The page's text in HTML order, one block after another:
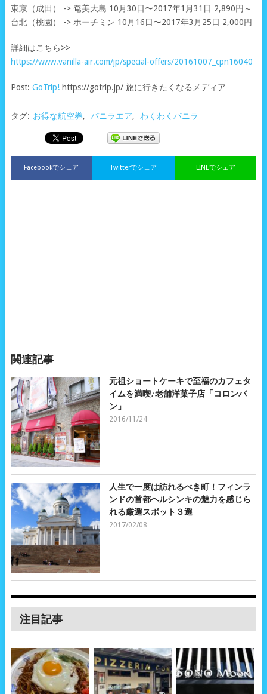
東京（成田） -> 奄美大島 10月30日〜2017年1月31日 2,890円～
台北（桃園） -> ホーチミン 10月16日〜2017年3月25日 2,000円
詳細はこちら>>
https://www.vanilla-air.com/jp/special-offers/20161007_cpn16040
Post: GoTrip!https://gotrip.jp/ 旅に行きたくなるメディア
タグ: お得な航空券, バニラエア, わくわくバニラ
Facebookでシェア LINEでシェア
Twitterでシェア
関連記事
元祖ショートケーキで至福のカフェタ
イムを満喫♪老舗洋菓子店「コロンバ
ン」
2016/11/24
人生で一度は訪れるべき町！フィンラ
ンドの首都ヘルシンキの魅力を感じら
れる厳選スポット３選
2017/02/08
注目記事